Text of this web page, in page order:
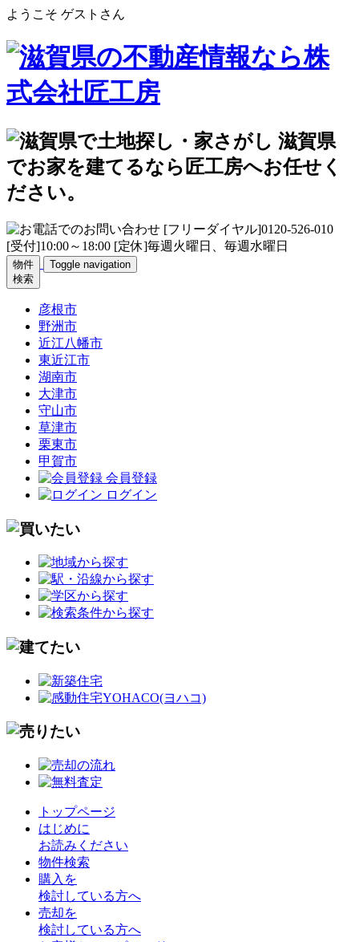
ようこそ ゲストさん
物件
検索
Toggle navigation
彦根市
野洲市
近江八幡市
東近江市
湖南市
大津市
守山市
草津市
栗東市
甲賀市
会員登録
ログイン
トップページ
はじめに
お読みください
物件検索
購入を
検討している方へ
売却を
検討している方へ